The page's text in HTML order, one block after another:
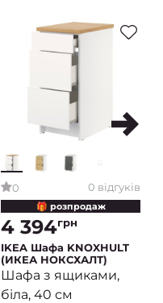
0 0 відгуків
🎁 розпродаж
4 394грн
IKEA Шафа KNOXHULT
(ИКЕА НОКСХАЛТ)
Шафа з ящиками,
біла, 40 см